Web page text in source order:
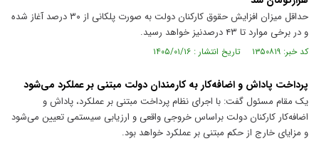
حداقل میزان افزایش حقوق کارکنان دولت به صورت پلکانی از ۳۰ درصد آغاز شده
و در برخی موارد تا ۴۳ درصدنیز خواهد رسید.
کد خبر: ۱۳۵۰۸۱۹ تاریخ انتشار : ۱۴۰۵/۰۱/۱۶
پرداخت پاداش و اضافه‌کار به کارمندان دولت مبتنی بر عملکرد می‌شود
یک مقام مسئول گفت: با اجرای نظام پرداخت مبتنی بر عملکرد، پاداش و
اضافه‌کار کارکنان دولت براساس خروجی واقعی و ارزیابی سیستمی تعیین می‌شود
و مزایای خارج از حکم مبتنی بر عملکرد خواهد بود.